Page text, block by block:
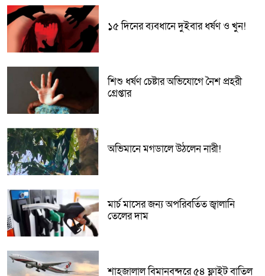
১৫ দিনের ব্যবধানে দুইবার ধর্ষণ ও খুন!
শিশু ধর্ষণ চেষ্টার অভিযোগে নৈশ প্রহরী
গ্রেপ্তার
অভিমানে মগডালে উঠলেন নারী!
মার্চ মাসের জন্য অপরিবর্তিত জ্বালানি
তেলের দাম
শাহজালাল বিমানবন্দরে ৫৪ ফ্লাইট বাতিল